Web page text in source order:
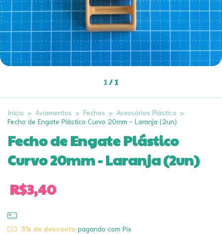
1/1
Início > Aviamentos > Fechos > Acessórios Plástico >
Fecho de Engate Plástico Curvo 20mm - Laranja (2un)
Fecho de Engate Plástico
Curvo 20mm - Laranja (2un)
R$3,40
3% de desconto pagando com Pix